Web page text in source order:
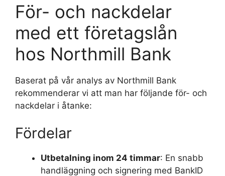
För- och nackdelar
med ett företagslån
hos Northmill Bank
Baserat på vår analys av Northmill Bank
rekommenderar vi att man har följande för- och
nackdelar i åtanke:
Fördelar
Utbetalning inom 24 timmar: En snabb
handläggning och signering med BankID